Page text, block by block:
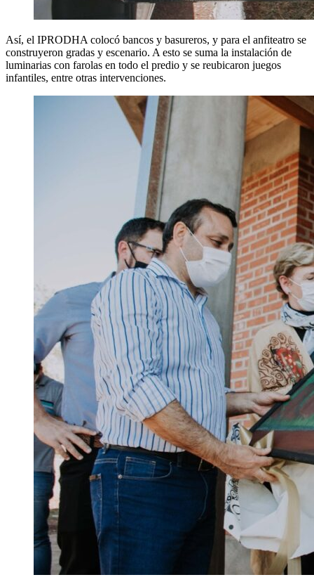
Así, el IPRODHA colocó bancos y basureros, y para el anfiteatro se
construyeron gradas y escenario. A esto se suma la instalación de
luminarias con farolas en todo el predio y se reubicaron juegos
infantiles, entre otras intervenciones.